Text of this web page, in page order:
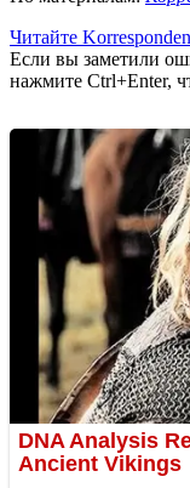
Читайте
Если вы заметили
нажмите Ctrl+Enter,